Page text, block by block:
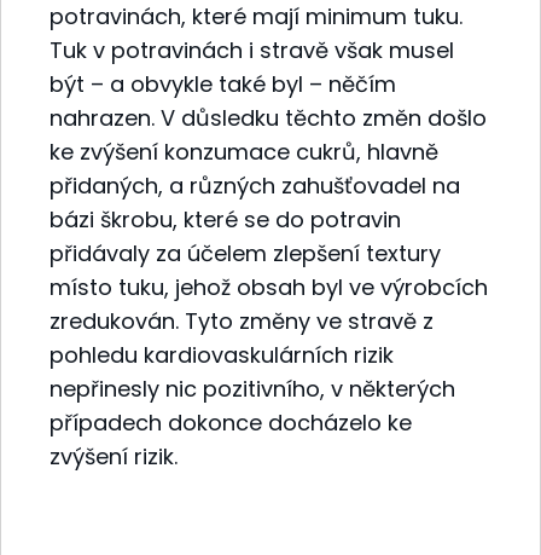
potravinách, které mají minimum tuku.
Tuk v potravinách i stravě však musel
být – a obvykle také byl – něčím
nahrazen. V důsledku těchto změn došlo
ke zvýšení konzumace cukrů, hlavně
přidaných, a různých zahušťovadel na
bázi škrobu, které se do potravin
přidávaly za účelem zlepšení textury
místo tuku, jehož obsah byl ve výrobcích
zredukován. Tyto změny ve stravě z
pohledu kardiovaskulárních rizik
nepřinesly nic pozitivního, v některých
případech dokonce docházelo ke
zvýšení rizik.